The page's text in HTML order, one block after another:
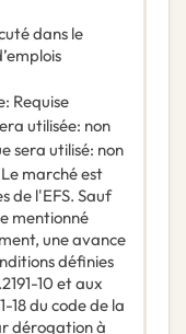
dans le
: Requise
utilisée: non
sera utilisé: non
Le marché est
de l'EFS. Sauf
mentionné
une avance
définies
10 et aux
18 du code de la
dérogation à